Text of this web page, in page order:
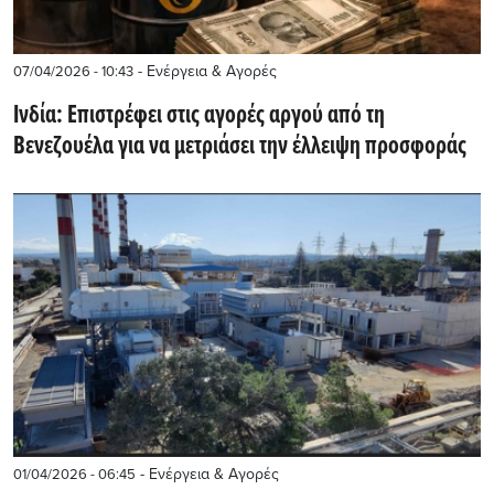
07/04/2026 - 10:43 - Ενέργεια & Αγορές
Ινδία: Επιστρέφει στις αγορές αργού από τη
Βενεζουέλα για να μετριάσει την έλλειψη προσφοράς
01/04/2026 - 06:45 - Ενέργεια & Αγορές